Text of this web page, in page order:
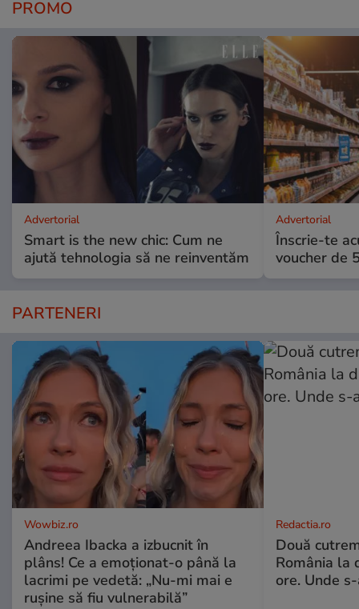
PROMO
Advertorial
Smart is the new chic: Cum ne
ajută tehnologia să ne reinventăm
Advertorial
Înscrie-te
voucher de
PARTENERI
Wowbiz.ro
Andreea Ibacka a izbucnit în
plâns! Ce a emoționat-o până la
lacrimi pe vedetă: „Nu-mi mai e
rușine să fiu vulnerabilă”
Redactia.ro
Două
România la
ore. Unde